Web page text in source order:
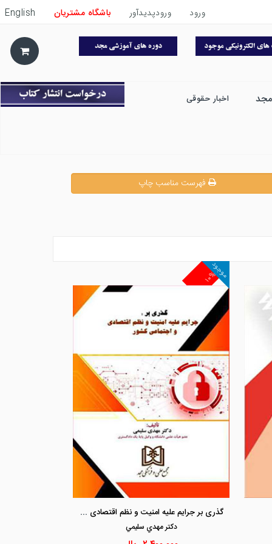
ورود ورودپدیدآور باشگاه مشتریان English
اخبار حقوقی
فهرست مناسب چاپ
۱۰%
موجود
گذری بر جرایم علیه امنیت و نظم اقتصادی و اجتماعی کشور
دكتر مهدي سليمي